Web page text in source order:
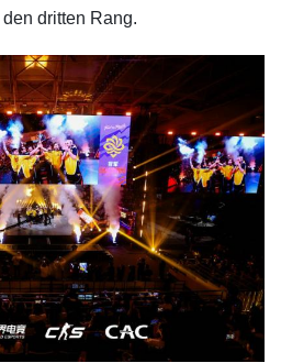
dritten Rang.